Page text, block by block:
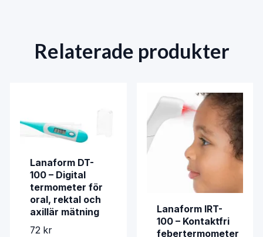
Relaterade produkter
Lanaform DT-
100 – Digital
termometer för
oral, rektal och
axillär mätning
72 kr
Lanaform IRT-
100 – Kontaktfri
febertermometer